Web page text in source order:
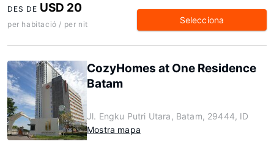
DES DE USD 20
per habitació / per nit Selecciona
CozyHomes at One Residence
Batam
Jl. Engku Putri Utara, Batam, 29444, ID
Mostra mapa